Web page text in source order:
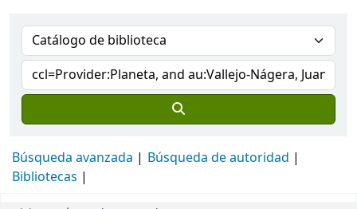
Búsqueda avanzada
Búsqueda de autoridad
Bibliotecas